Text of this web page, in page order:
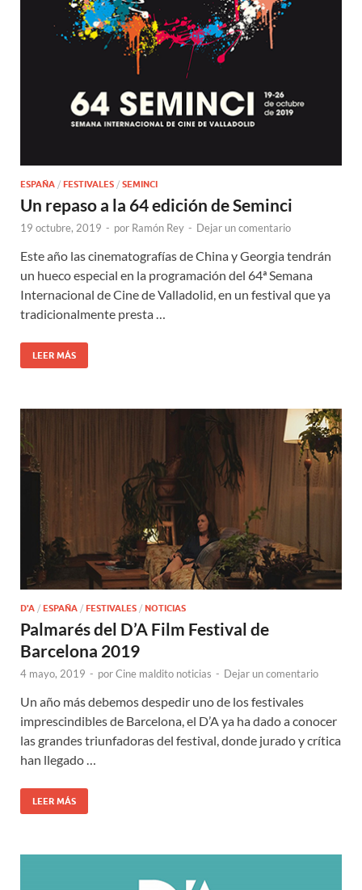
ESPAÑA / FESTIVALES / SEMINCI
Un repaso a la 64 edición de Seminci
19 octubre, 2019 - por Ramón Rey - Dejar un comentario
Este año las cinematografías de China y Georgia tendrán
un hueco especial en la programación del 64ª Semana
Internacional de Cine de Valladolid, en un festival que ya
tradicionalmente presta …
LEER MÁS
D'A / ESPAÑA / FESTIVALES / NOTICIAS
Palmarés del D’A Film Festival de
Barcelona 2019
4 mayo, 2019 - porCine maldito noticias - Dejar un comentario
Un año más debemos despedir uno de los festivales
imprescindibles de Barcelona, el D’A ya ha dado a conocer
las grandes triunfadoras del festival, donde jurado y crítica
han llegado …
LEER MÁS